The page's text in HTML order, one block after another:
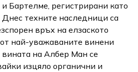
Бартелме, регистрирани като
Днес техните наследници са
връх на елзаското
най-уважаваните винени
на Албер Ман се
изцяло органични и